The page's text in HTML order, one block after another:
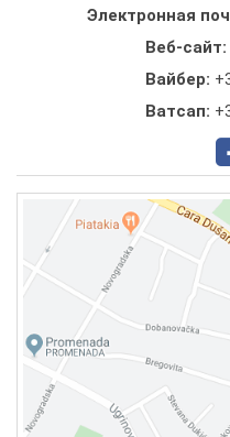
Электронная
Веб-сайт:
Вайбер:
Ватсап: